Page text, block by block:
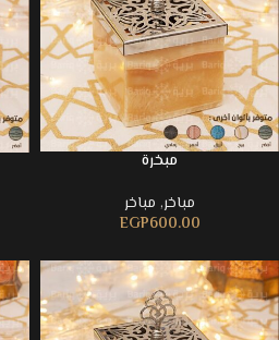
مبخرة
مباخر, مباخر
EGP600.00